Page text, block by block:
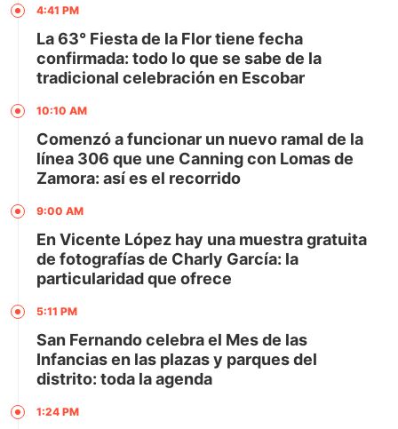
4:41 PM
La 63° Fiesta de la Flor tiene fecha
confirmada: todo lo que se sabe de la
tradicional celebración en Escobar
10:10 AM
Comenzó a funcionar un nuevo ramal de la
línea 306 que une Canning con Lomas de
Zamora: así es el recorrido
9:00 AM
En Vicente López hay una muestra gratuita
de fotografías de Charly García: la
particularidad que ofrece
5:11 PM
San Fernando celebra el Mes de las
Infancias en las plazas y parques del
distrito: toda la agenda
1:24 PM